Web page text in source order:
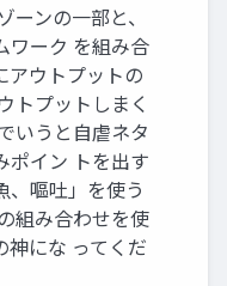
ンの一部と、
ワーク を組み合
アウトプットの
トプットしまく
いうと自虐ネタ
ポイン トを出す
、嘔吐」を使う
組み合わせを使
神にな ってくだ